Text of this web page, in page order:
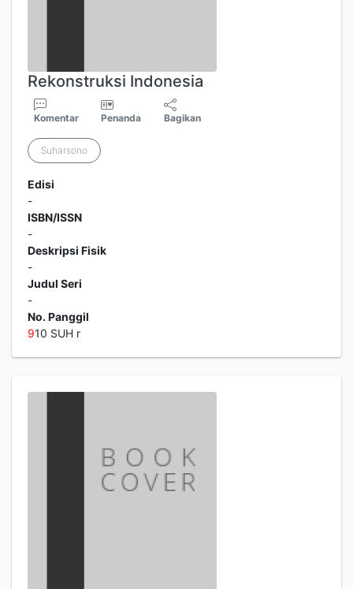
Rekonstruksi Indonesia
Komentar Penanda Bagikan
Suharsono
Edisi
-
ISBN/ISSN
-
Deskripsi Fisik
-
Judul Seri
-
No. Panggil
910 SUH r